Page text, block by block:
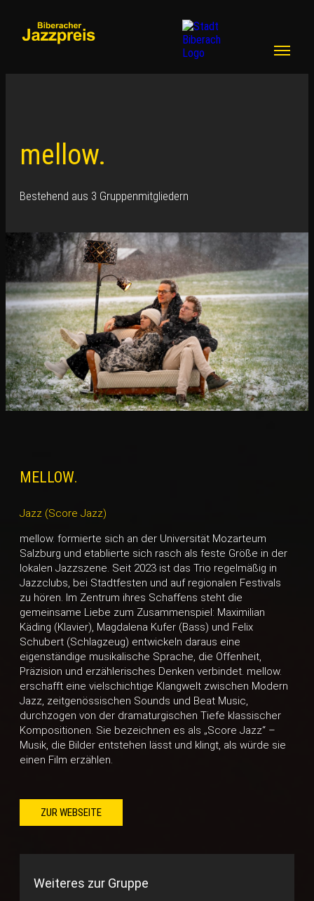
mellow.
Bestehend aus 3 Gruppenmitgliedern
MELLOW.
Jazz (Score Jazz)
mellow. formierte sich an der Universität Mozarteum
Salzburg und etablierte sich rasch als feste Größe in der
lokalen Jazzszene. Seit 2023 ist das Trio regelmäßig in
Jazzclubs, bei Stadtfesten und auf regionalen Festivals
zu hören. Im Zentrum ihres Schaffens steht die
gemeinsame Liebe zum Zusammenspiel: Maximilian
Käding (Klavier), Magdalena Kufer (Bass) und Felix
Schubert (Schlagzeug) entwickeln daraus eine
eigenständige musikalische Sprache, die Offenheit,
Präzision und erzählerisches Denken verbindet. mellow.
erschafft eine vielschichtige Klangwelt zwischen Modern
Jazz, zeitgenössischen Sounds und Beat Music,
durchzogen von der dramaturgischen Tiefe klassischer
Kompositionen. Sie bezeichnen es als „Score Jazz“ –
Musik, die Bilder entstehen lässt und klingt, als würde sie
einen Film erzählen.
ZUR WEBSEITE
Weiteres zur Gruppe